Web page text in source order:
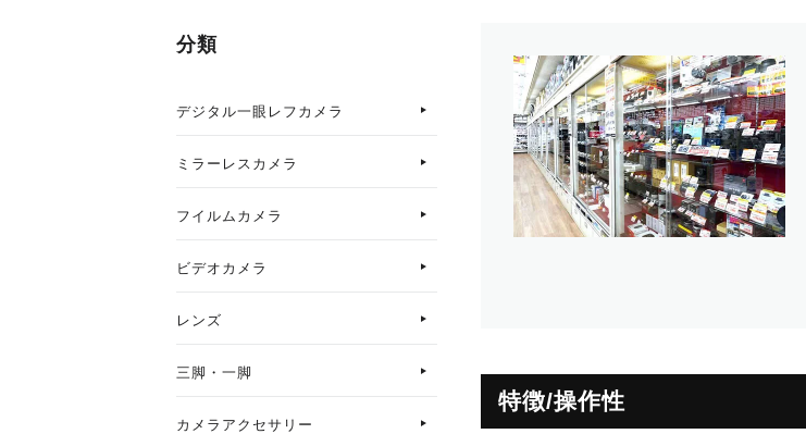
分類
デジタル一眼レフカメラ
ミラーレスカメラ
フイルムカメラ
ビデオカメラ
レンズ
三脚・一脚
カメラアクセサリー
特徴/操作性